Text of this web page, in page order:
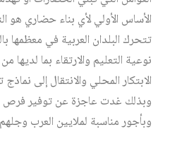
الأساس الأولي لأي بناء حضاري هو
تتحرك البلدان العربية في معظمها
نوعية التعليم والارتقاء بما
الابتكار المحلي والانتقال إلى
وبذلك غدت عاجزة عن توفير فرص
وبأجور مناسبة لملايين العرب